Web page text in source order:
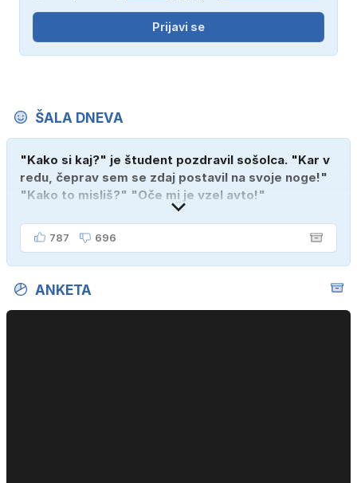
Prijavi se
ŠALA DNEVA
"Kako si kaj?" je študent pozdravil sošolca. "Kar v
redu, čeprav sem se zdaj postavil na svoje noge!"
"Kako to misliš?" "Oče mi je vzel avto!"
787 696
ANKETA